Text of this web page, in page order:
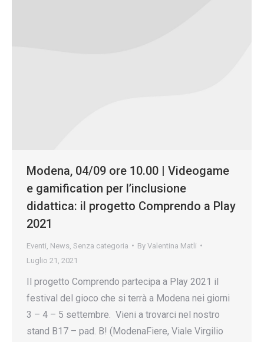
Modena, 04/09 ore 10.00 | Videogame
e gamification per l’inclusione
didattica: il progetto Comprendo a Play
2021
Eventi News Senza categoria By Valentina Matli
Luglio 21, 2021
Il progetto Comprendo partecipa a Play 2021 il
festival del gioco che si terrà a Modena nei giorni
3 – 4 – 5 settembre. Vieni a trovarci nel nostro
stand B17 – pad. B! (ModenaFiere, Viale Virgilio